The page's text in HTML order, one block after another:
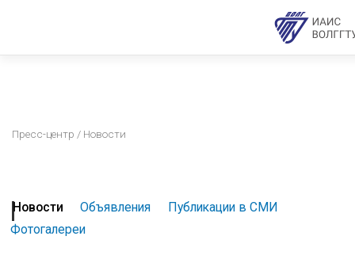
Пресс-центр / Новости
Новости Объявления
Публикации в СМИ
Фотогалереи